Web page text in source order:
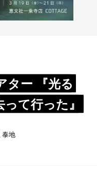
ター 『光る
て行った』
泰地